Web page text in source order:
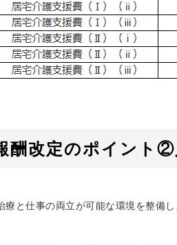
酬改定のポイント
療と仕事の両立が可能な環境を整備